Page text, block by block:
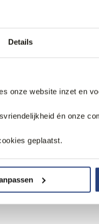
Details
onze website inzet en
én onze
geplaatst.
J.C. RAGS Vest